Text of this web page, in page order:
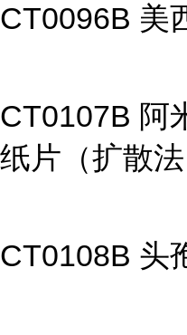
CT0096B 美
CT0107B 阿
纸片（扩散
CT0108B 头